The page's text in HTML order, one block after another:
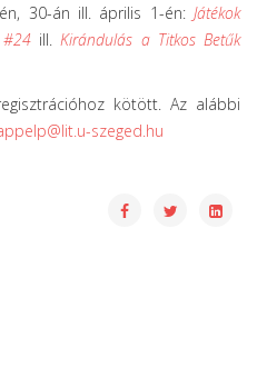
30-án ill. április 1-én: Játékok
#24 ill. Kirándulás a Titkos Betűk
kötött. Az alábbi
szeged.hu